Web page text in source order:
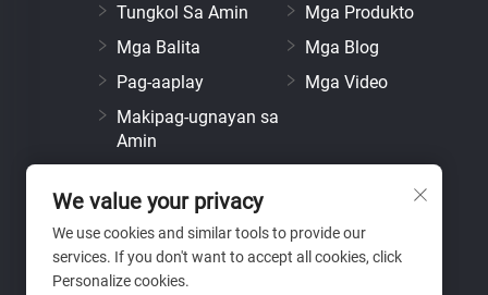
Tungkol Sa Amin
Mga Produkto
Mga Balita
Mga Blog
Pag-aaplay
Mga Video
Makipag-ugnayan sa
Amin
We value your privacy
We use cookies and similar tools to provide our
services. If you don't want to accept all cookies, click
Personalize cookies.